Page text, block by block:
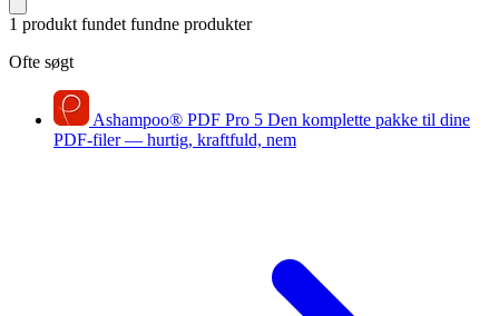
1 produkt fundet fundne produkter
Ofte søgt
Ashampoo® PDF Pro 5 Den komplette pakke til dine
PDF-filer — hurtig, kraftfuld, nem